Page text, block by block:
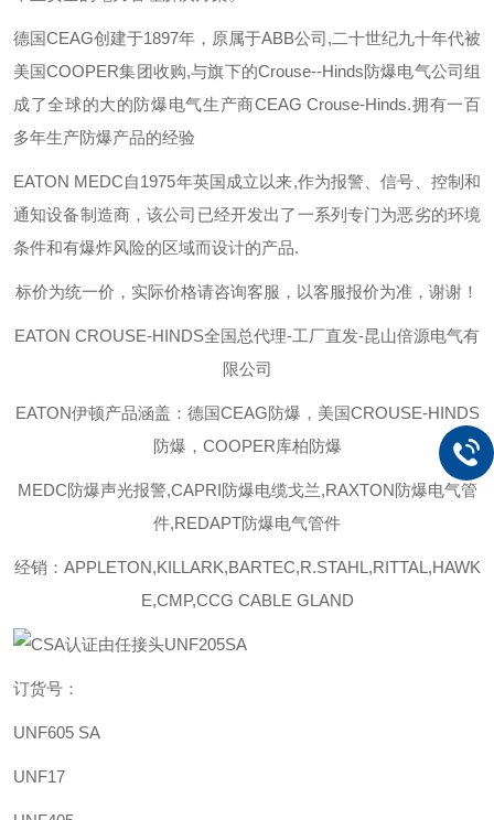
德国CEAG创建于1897年，原属于ABB公司,二十世纪九十年代被
美国COOPER集团收购,与旗下的Crouse--Hinds防爆电气公司组
成了全球的大的防爆电气生产商CEAG Crouse-Hinds.拥有一百
多年生产防爆产品的经验
EATON MEDC自1975年英国成立以来,作为报警、信号、控制和
通知设备制造商，该公司已经开发出了一系列专门为恶劣的环境
条件和有爆炸风险的区域而设计的产品.
标价为统一价，实际价格请咨询客服，以客服报价为准，谢谢！
EATON CROUSE-HINDS全国总代理-工厂直发-昆山倍源电气有
限公司
EATON伊顿产品涵盖：德国CEAG防爆，美国CROUSE-HINDS
防爆，COOPER库柏防爆
MEDC防爆声光报警,CAPRI防爆电缆戈兰,RAXTON防爆电气管
件,REDAPT防爆电气管件
经销：APPLETON,KILLARK,BARTEC,R.STAHL,RITTAL,HAWK
E,CMP,CCG CABLE GLAND
订货号：
UNF605 SA
UNF17